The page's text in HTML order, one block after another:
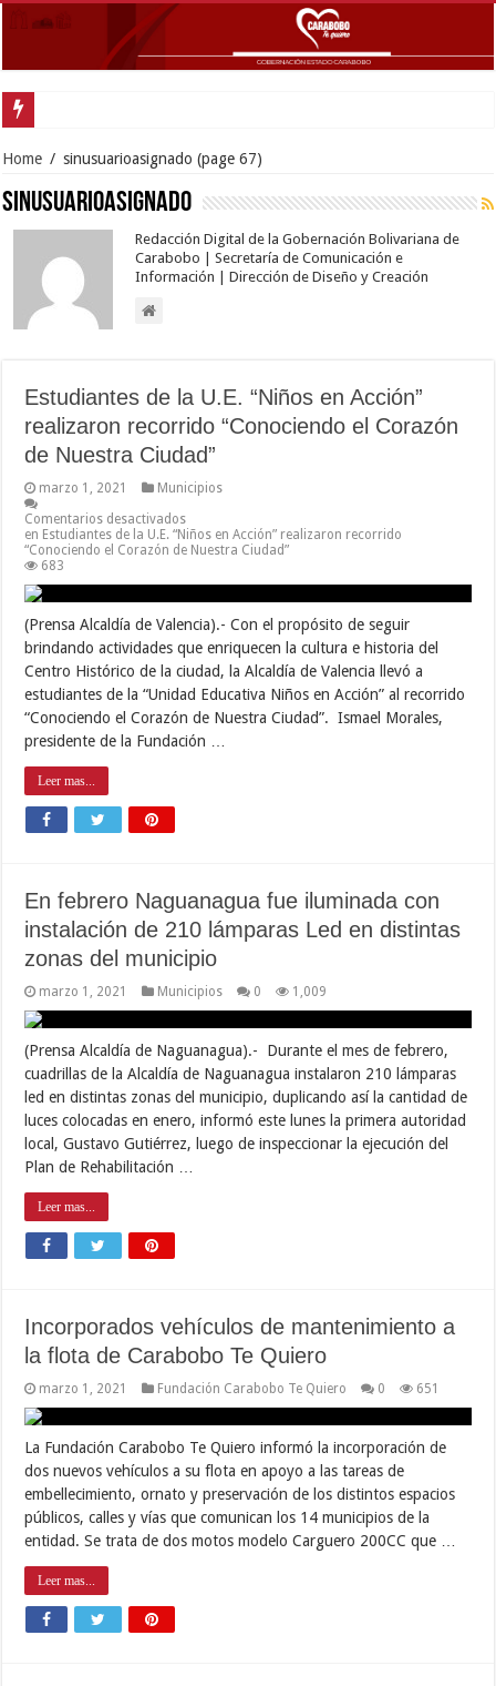
Home / sinusuarioasignado (page 67)
sinusuarioasignado
Redacción Digital de la Gobernación Bolivariana de
Carabobo | Secretaría de Comunicación e
Información | Dirección de Diseño y Creación
Estudiantes de la U.E. “Niños en Acción”
realizaron recorrido “Conociendo el Corazón
de Nuestra Ciudad”
marzo 1, 2021
Municipios
Comentarios desactivados
en Estudiantes de la U.E. “Niños en Acción” realizaron recorrido
“Conociendo el Corazón de Nuestra Ciudad”
683
(Prensa Alcaldía de Valencia).- Con el propósito de seguir
brindando actividades que enriquecen la cultura e historia del
Centro Histórico de la ciudad, la Alcaldía de Valencia llevó a
estudiantes de la “Unidad Educativa Niños en Acción” al recorrido
“Conociendo el Corazón de Nuestra Ciudad”. Ismael Morales,
presidente de la Fundación …
Leer mas...
En febrero Naguanagua fue iluminada con
instalación de 210 lámparas Led en distintas
zonas del municipio
marzo 1, 2021 Municipios 0 1,009
(Prensa Alcaldía de Naguanagua).- Durante el mes de febrero,
cuadrillas de la Alcaldía de Naguanagua instalaron 210 lámparas
led en distintas zonas del municipio, duplicando así la cantidad de
luces colocadas en enero, informó este lunes la primera autoridad
local, Gustavo Gutiérrez, luego de inspeccionar la ejecución del
Plan de Rehabilitación …
Leer mas...
Incorporados vehículos de mantenimiento a
la flota de Carabobo Te Quiero
marzo 1, 2021 Fundación Carabobo Te Quiero 0 651
La Fundación Carabobo Te Quiero informó la incorporación de
dos nuevos vehículos a su flota en apoyo a las tareas de
embellecimiento, ornato y preservación de los distintos espacios
públicos, calles y vías que comunican los 14 municipios de la
entidad. Se trata de dos motos modelo Carguero 200CC que …
Leer mas...